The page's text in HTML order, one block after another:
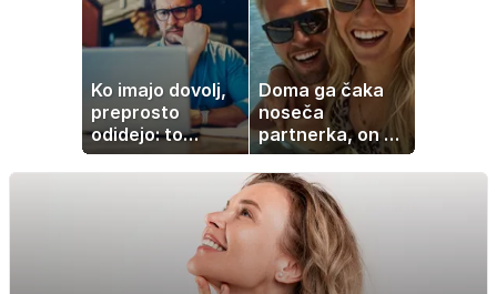
Ko imajo dovolj,
preprosto
odidejo: to
znamenje
najpogosteje da
Doma ga čaka
noseča
partnerka, on pa
dopustuje z
drugo